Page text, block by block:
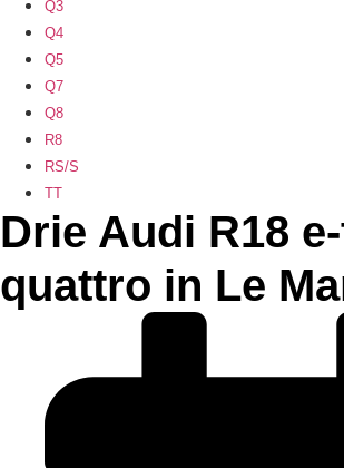
Q3
Q4
Q5
Q7
Q8
R8
RS/S
TT
Drie Audi R18
quattro in Le